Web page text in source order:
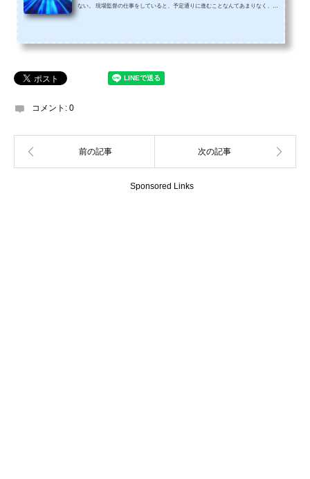
ない。 現場監督の仕事をしていると、予定通りに進むことなんてあまりなく、い
コメント: 0
Sponsored Links